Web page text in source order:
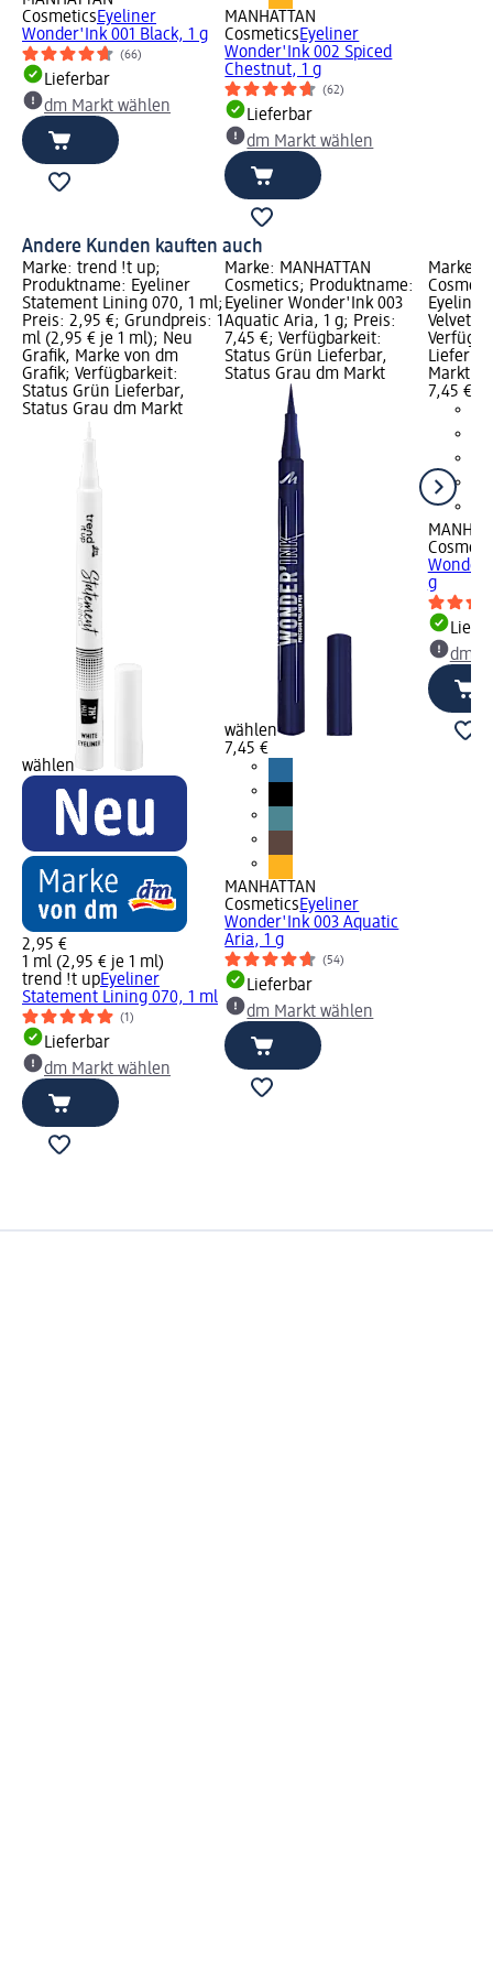
CosmeticsEyeliner
Wonder'Ink 001 Black, 1 g
(66)
Lieferbar
dm Markt wählen
MANHATTAN
CosmeticsEyeliner
Wonder'Ink 002 Spiced
Chestnut, 1 g
(62)
Lieferbar
dm Markt wählen
Andere Kunden kauften auch
Marke: trend !t up;
Produktname: Eyeliner
Statement Lining 070, 1 ml;
Preis: 2,95 €; Grundpreis: 1
ml (2,95 € je 1 ml); Neu
Grafik, Marke von dm
Grafik; Verfügbarkeit:
Status Grün Lieferbar,
Status Grau dm Markt
wählen
2,95 €
1 ml (2,95 € je 1 ml)
trend !t upEyeliner
Statement Lining 070, 1 ml
(1)
Lieferbar
dm Markt wählen
Marke: MANHATTAN
Cosmetics; Produktname:
Eyeliner Wonder'Ink 003
Aquatic Aria, 1 g; Preis:
7,45 €; Verfügbarkeit:
Status Grün Lieferbar,
Status Grau dm Markt
wählen
7,45 €
MANHATTAN
CosmeticsEyeliner
Wonder'Ink 003 Aquatic
Aria, 1 g
(54)
Lieferbar
dm Markt wählen
Marke:
Eyeliner
Velvet
Markt
7,45 €
g
dm